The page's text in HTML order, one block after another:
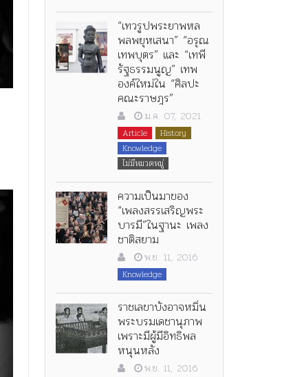
“เทวรูปพระยาพหล
พลพยุหเสนา” “อรุณ
เทพบุตร” และ “เทพี
รัฐธรรมนูญ” เทพ
องค์ใหม่ใน “ศิลปะ
คณะราษฎร”
ม.ค. 07, 2021
Article
History
Knowledge
ไม่มีหมวดหมู่
ความเป็นมาของ
“เพลงสรรเสริญพระ
บารมี”ในฐานะ เพลง
ชาติสยาม
พ.ย. 11, 2016
Knowledge
ราชเลขาบังอาจหมิ่น
พระบรมเดชานุภาพ
เพราะมีผู้มีอิทธิพล
หนุนหลัง
พ.ย. 11, 2016